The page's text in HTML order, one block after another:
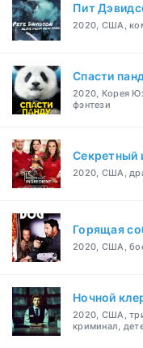
Пит
2020, США,
Спасти
2020, Корея
фэнтези
Секретный
2020, США,
Горящая
2020, США,
Ночной
2020, США,
криминал,